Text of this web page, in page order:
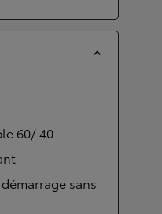
60/ 40
sans